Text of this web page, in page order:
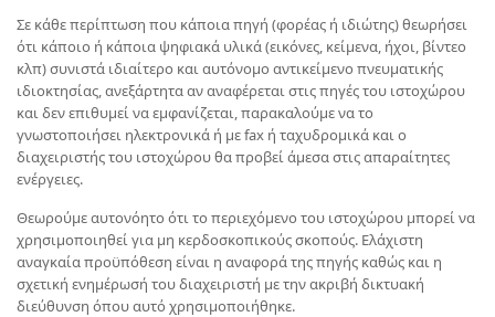
Σε κάθε περίπτωση που κάποια πηγή (φορέας ή ιδιώτης) θεωρήσει
ότι κάποιο ή κάποια ψηφιακά υλικά (εικόνες, κείμενα, ήχοι, βίντεο
κλπ) συνιστά ιδιαίτερο και αυτόνομο αντικείμενο πνευματικής
ιδιοκτησίας, ανεξάρτητα αν αναφέρεται στις πηγές του ιστοχώρου
και δεν επιθυμεί να εμφανίζεται, παρακαλούμε να το
γνωστοποιήσει ηλεκτρονικά ή με fax ή ταχυδρομικά και ο
διαχειριστής του ιστοχώρου θα προβεί άμεσα στις απαραίτητες
ενέργειες.
Θεωρούμε αυτονόητο ότι το περιεχόμενο του ιστοχώρου μπορεί να
χρησιμοποιηθεί για μη κερδοσκοπικούς σκοπούς. Ελάχιστη
αναγκαία προϋπόθεση είναι η αναφορά της πηγής καθώς και η
σχετική ενημέρωσή του διαχειριστή με την ακριβή δικτυακή
διεύθυνση όπου αυτό χρησιμοποιήθηκε.